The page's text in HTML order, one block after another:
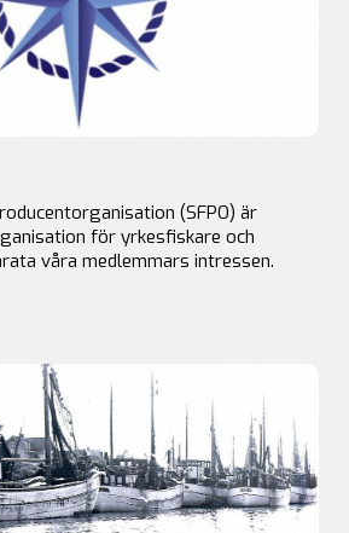
(SFPO) är
för yrkesfiskare och
våra medlemmars intressen.